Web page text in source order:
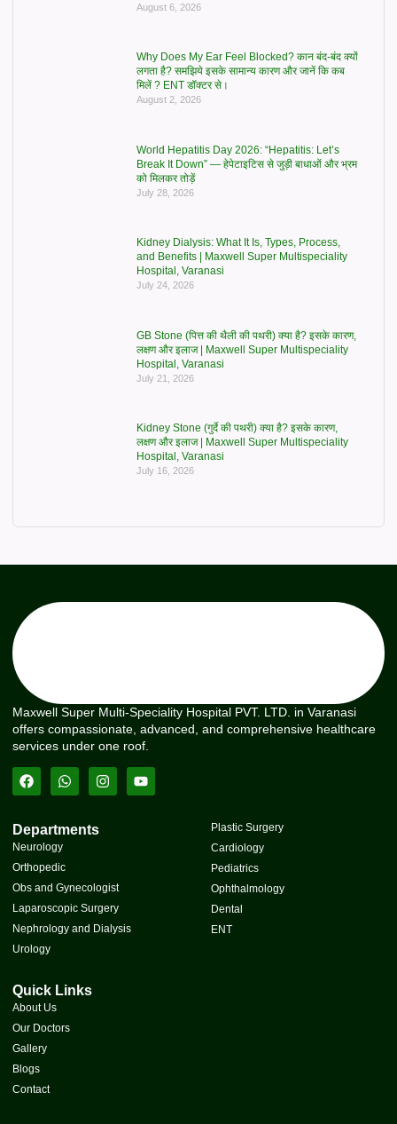
August 6, 2026
Why Does My Ear Feel Blocked? कान बंद-बंद क्यों
लगता है? समझिये इसके सामान्य कारण और जानें कि कब
मिलें ? ENT डॉक्टर से।
August 2, 2026
World Hepatitis Day 2026: “Hepatitis: Let’s
Break It Down” — हेपेटाइटिस से जुड़ी बाधाओं और भ्रम
को मिलकर तोड़ें
July 28, 2026
Kidney Dialysis: What It Is, Types, Process,
and Benefits | Maxwell Super Multispeciality
Hospital, Varanasi
July 24, 2026
GB Stone (पित्त की थैली की पथरी) क्या है? इसके कारण,
लक्षण और इलाज | Maxwell Super Multispeciality
Hospital, Varanasi
July 21, 2026
Kidney Stone (गुर्दे की पथरी) क्या है? इसके कारण,
लक्षण और इलाज | Maxwell Super Multispeciality
Hospital, Varanasi
July 16, 2026
Maxwell Super Multi-Speciality Hospital PVT. LTD. in Varanasi
offers compassionate, advanced, and comprehensive healthcare
services under one roof.
Departments
Neurology
Orthopedic
Obs and Gynecologist
Laparoscopic Surgery
Nephrology and Dialysis
Urology
Plastic Surgery
Cardiology
Pediatrics
Ophthalmology
Dental
ENT
Quick Links
About Us
Our Doctors
Gallery
Blogs
Contact